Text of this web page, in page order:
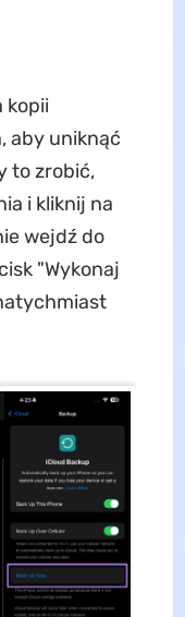
kopii
aby uniknąć
to zrobić,
i kliknij na
wejdź do
"Wykonaj